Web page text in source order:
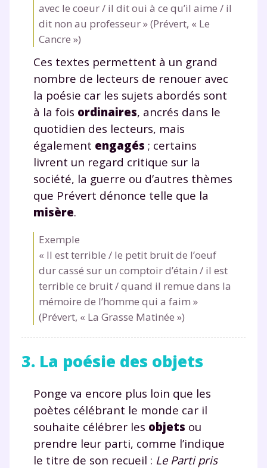
avec le coeur / il dit oui à ce qu’il aime / il
dit non au professeur » (Prévert, « Le
Cancre »)
Ces textes permettent à un grand
nombre de lecteurs de renouer avec
la poésie car les sujets abordés sont
à la fois ordinaires, ancrés dans le
quotidien des lecteurs, mais
également engagés ; certains
livrent un regard critique sur la
société, la guerre ou d’autres thèmes
que Prévert dénonce telle que la
misère.
Exemple
« Il est terrible / le petit bruit de l’oeuf
dur cassé sur un comptoir d’étain / il est
terrible ce bruit / quand il remue dans la
mémoire de l’homme qui a faim »
(Prévert, « La Grasse Matinée »)
3. La poésie des objets
Ponge va encore plus loin que les
poètes célébrant le monde car il
souhaite célébrer les objets ou
prendre leur parti, comme l’indique
le titre de son recueil : Le Parti pris